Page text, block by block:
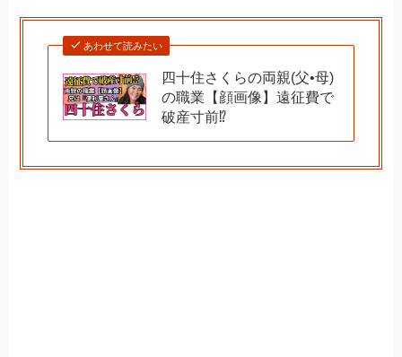
あわせて読みたい
四十住さくらの両親(父•母)
の職業【顔画像】遠征費で
破産寸前⁉︎